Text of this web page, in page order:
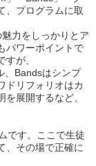
、プログラムに取
力をしっかりとア
パワーポイントで
が、
、Bandsはシンプ
ドリフォリオはカ
展開するなど、
です。ここで生徒
、その場で正確に